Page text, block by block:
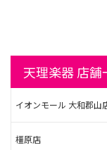
天理楽器 店舗
イオンモール 大和郡山
橿原店